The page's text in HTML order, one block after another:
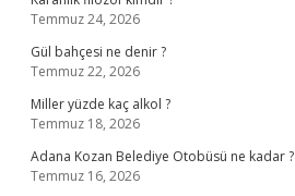
Temmuz 24, 2026
Gül bahçesi ne denir ?
Temmuz 22, 2026
Miller yüzde kaç alkol ?
Temmuz 18, 2026
Adana Kozan Belediye Otobüsü ne kadar ?
Temmuz 16, 2026